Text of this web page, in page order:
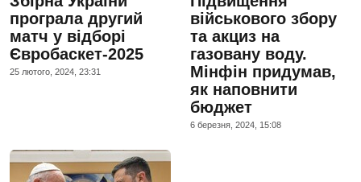
програла другий
матч у відборі
Євробаскет-2025
25 лютого, 2024, 23:31
військового збору
та акциз на
газовану воду.
Мінфін придумав,
як наповнити
бюджет
6 березня, 2024, 15:08